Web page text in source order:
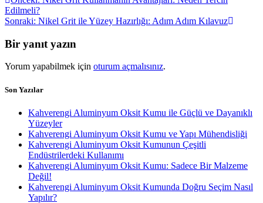
gezinmesi
Edilmeli?
Sonraki: Sonraki
Nikel Grit ile Yüzey Hazırlığı: Adım Adım Kılavuz
Bir yanıt yazın
Yorum yapabilmek için oturum açmalısınız.
Son Yazılar
Kahverengi Aluminyum Oksit Kumu ile Güçlü ve Dayanıklı
Yüzeyler
Kahverengi Aluminyum Oksit Kumu ve Yapı Mühendisliği
Kahverengi Aluminyum Oksit Kumunun Çeşitli
Endüstrilerdeki Kullanımı
Kahverengi Aluminyum Oksit Kumu: Sadece Bir Malzeme
Değil!
Kahverengi Aluminyum Oksit Kumunda Doğru Seçim Nasıl
Yapılır?